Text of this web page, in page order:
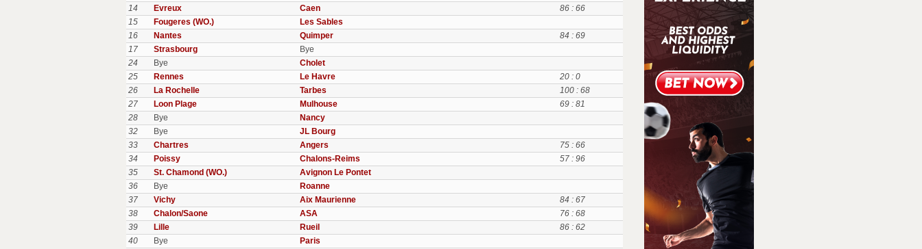
14
Evreux Caen
86 : 66
15
Fougeres (WO.)
Les Sables
16
Nantes Quimper
84 : 69
17
Strasbourg
Bye
24
Bye
Cholet
25
Rennes Le Havre
20 : 0
26
La Rochelle Tarbes
100 : 68
27
Loon Plage Mulhouse
69 : 81
28
Bye
Nancy
32
Bye
JL Bourg
33
Chartres Angers
75 : 66
34
Poissy Chalons-Reims
57 : 96
35
St. Chamond (WO.)
Avignon Le Pontet
36
Bye
Roanne
37
Vichy Aix Maurienne
84 : 67
38
Chalon/Saone ASA
76 : 68
39
Lille Rueil
86 : 62
40
Bye
Paris